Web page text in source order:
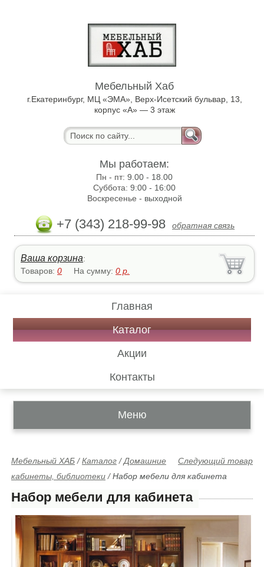
Мебельный Хаб
г.Екатеринбург, МЦ «ЭМА», Верх-Исетский бульвар, 13,
корпус «А» — 3 этаж
Мы работаем:
Пн - пт:9.00 - 18.00
Суббота:9:00 - 16:00
Воскресенье - выходной
+7 (343) 218-99-98 обратная связь
Ваша корзина:
Товаров:0 На сумму:0 р.
Главная
Каталог
Акции
Контакты
Меню
Следующий товар
Мебельный ХАБ /Каталог /Домашние
кабинеты, библиотеки /Набор мебели для кабинета
Набор мебели для кабинета